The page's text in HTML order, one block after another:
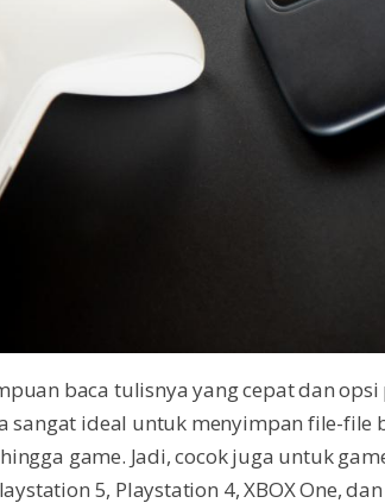
baca tulisnya yang cepat dan
sangat ideal untuk menyimpan file-file
game. Jadi, cocok juga untuk
5, Playstation 4, XBOX One, dan